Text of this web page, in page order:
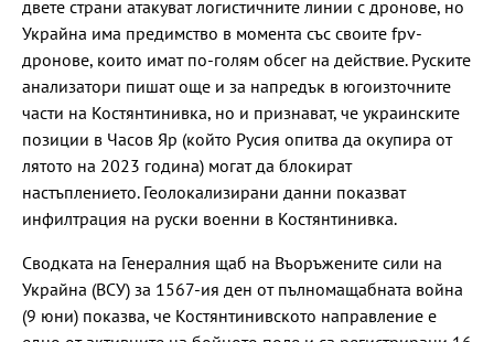
двете страни атакуват логистичните линии с дронове, но
Украйна има предимство в момента със своите fpv-
дронове, които имат по-голям обсег на действие. Руските
анализатори пишат още и за напредък в югоизточните
части на Костянтинивка, но и признават, че украинските
позиции в Часов Яр (който Русия опитва да окупира от
лятото на 2023 година) могат да блокират
настъплението. Геолокализирани данни показват
инфилтрация на руски военни в Костянтинивка.
Сводката на Генералния щаб на Въоръжените сили на
Украйна (ВСУ) за 1567-ия ден от пълномащабната война
(9 юни) показва, че Костянтинивското направление е